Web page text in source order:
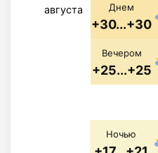
августа Днем
+30...+30
Вечером
+25...+25
Ночью